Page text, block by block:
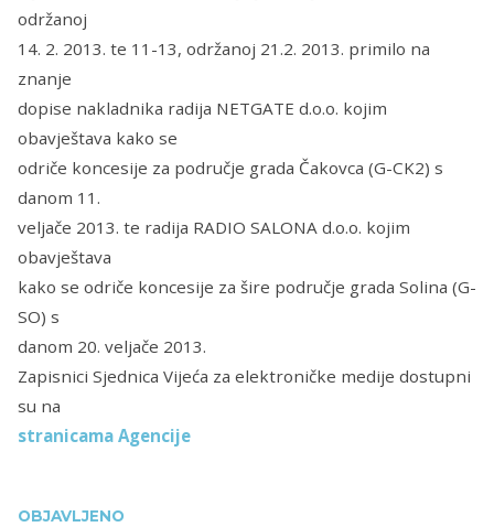
OBJAVLJENO
održanoj
14. 2. 2013. te 11-13, održanoj 21.2. 2013. primilo na
znanje
dopise nakladnika radija NETGATE d.o.o. kojim
obavještava kako se
odriče koncesije za područje grada Čakovca (G-CK2) s
danom 11.
veljače 2013. te radija RADIO SALONA d.o.o. kojim
obavještava
kako se odriče koncesije za šire područje grada Solina (G-
SO) s
danom 20. veljače 2013.
Zapisnici Sjednica Vijeća za elektroničke medije dostupni
su na
stranicama Agencije